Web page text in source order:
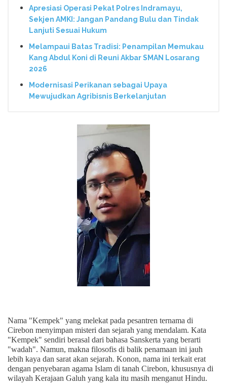
Apresiasi Operasi Pekat Polres Indramayu,
Sekjen AMKI: Jangan Pandang Bulu dan Tindak
Lanjuti Sesuai Hukum
Melampaui Batas Tradisi: Penampilan Memukau
Kang Abdul Koni di Reuni Akbar SMAN Losarang
2026
Modernisasi Perikanan sebagai Upaya
Mewujudkan Agribisnis Berkelanjutan
Nama "Kempek" yang melekat pada pesantren ternama di
Cirebon menyimpan misteri dan sejarah yang mendalam. Kata
"Kempek" sendiri berasal dari bahasa Sanskerta yang berarti
"wadah". Namun, makna filosofis di balik penamaan ini jauh
lebih kaya dan sarat akan sejarah. Konon, nama ini terkait erat
dengan penyebaran agama Islam di tanah Cirebon, khususnya di
wilayah Kerajaan Galuh yang kala itu masih menganut Hindu.